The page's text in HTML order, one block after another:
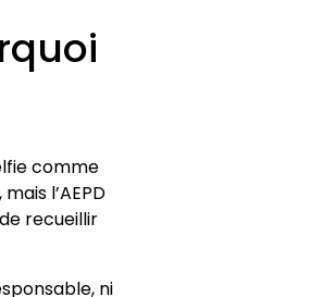
comme
l’AEPD
recueillir
ni